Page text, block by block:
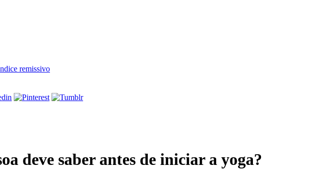
remissivo
deve saber antes de iniciar a yoga?